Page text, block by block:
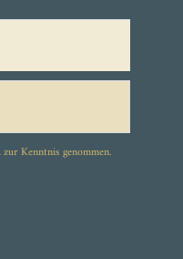
zur Kenntnis genommen.